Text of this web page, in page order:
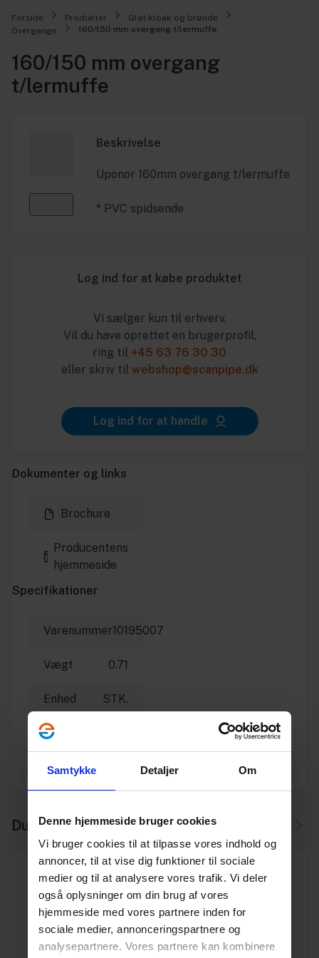
Samtykke Detaljer Om
Denne hjemmeside bruger cookies
Vi bruger cookies til at tilpasse vores indhold og
annoncer, til at vise dig funktioner til sociale
medier og til at analysere vores trafik. Vi deler
også oplysninger om din brug af vores
hjemmeside med vores partnere inden for
sociale medier, annonceringspartnere og
analysepartnere. Vores partnere kan kombinere
Forside Produkter
Glat kloak og brønde
Overgange
160/150 mm overgang t/lermuffe
160/150 mm overgang
t/lermuffe
Beskrivelse
Uponor 160mm overgang t/lermuffe
* PVC spidsende
Log ind for at købe produktet
Vi sælger kun til erhverv.
Vil du have oprettet en brugerprofil,
ring til +45 63 76 30 30
eller skriv til webshop@scanpipe.dk
Log ind for at handle
Dokumenter og links
Brochure
Producentens
hjemmeside
Specifikationer
Varenummer10195007
Vægt 0.71
Enhed STK.
Dimension
Producent
Du skal måske også bruge
150 mm GT-ringe
Varenr. 10195018